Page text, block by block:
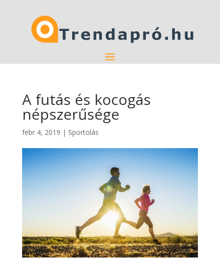
A futás és kocogás
népszerűsége
febr 4, 2019 | Sportolás